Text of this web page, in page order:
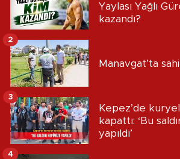
Yaylası Yağlı
kazandı?
Manavgat’ta
2
Kepez’de
kapattı: ‘Bu
yapıldı’
3
4